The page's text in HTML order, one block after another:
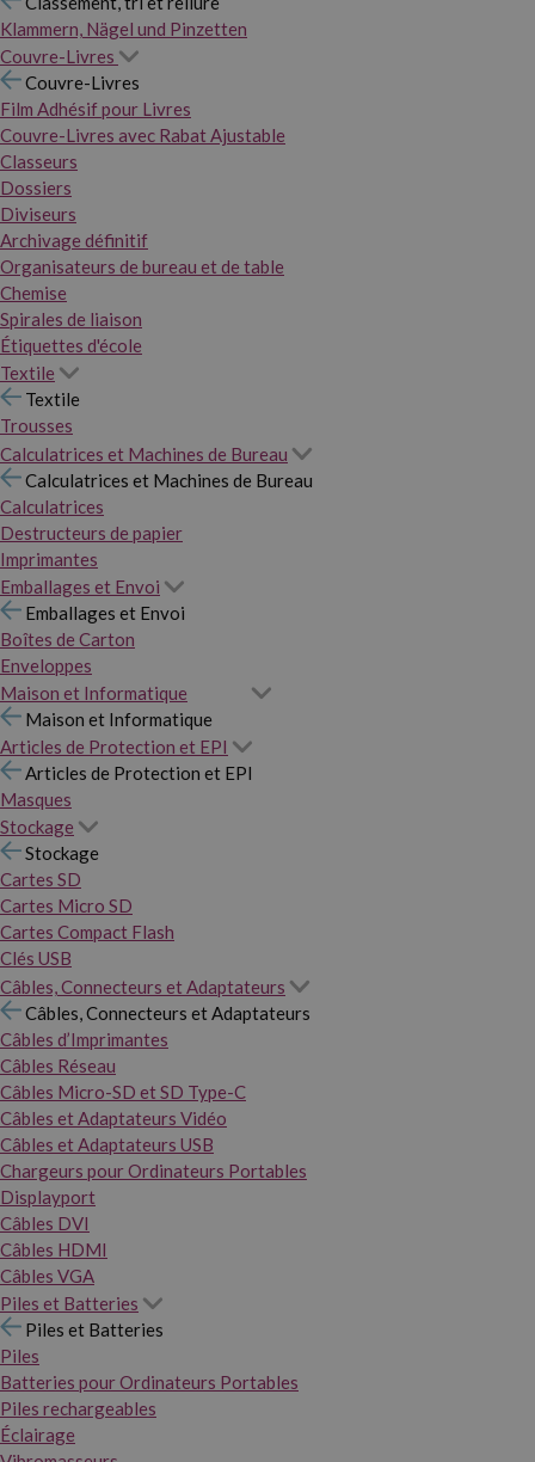
Klammern, Nägel und Pinzetten
Couvre-Livres
Couvre-Livres
Film Adhésif pour Livres
Couvre-Livres avec Rabat Ajustable
Classeurs
Dossiers
Diviseurs
Archivage définitif
Organisateurs de bureau et de table
Chemise
Spirales de liaison
Étiquettes d'école
Textile
Textile
Trousses
Calculatrices et Machines de Bureau
Calculatrices et Machines de Bureau
Calculatrices
Destructeurs de papier
Imprimantes
Emballages et Envoi
Emballages et Envoi
Boîtes de Carton
Enveloppes
Maison et Informatique
Maison et Informatique
Articles de Protection et EPI
Articles de Protection et EPI
Masques
Stockage
Stockage
Cartes SD
Cartes Micro SD
Cartes Compact Flash
Clés USB
Câbles, Connecteurs et Adaptateurs
Câbles, Connecteurs et Adaptateurs
Câbles d’Imprimantes
Câbles Réseau
Câbles Micro-SD et SD Type-C
Câbles et Adaptateurs Vidéo
Câbles et Adaptateurs USB
Chargeurs pour Ordinateurs Portables
Displayport
Câbles DVI
Câbles HDMI
Câbles VGA
Piles et Batteries
Piles et Batteries
Piles
Batteries pour Ordinateurs Portables
Piles rechargeables
Éclairage